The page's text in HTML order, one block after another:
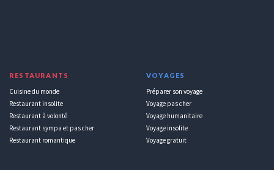
RESTAURANTS
Cuisine du monde
Restaurant insolite
Restaurant à volonté
Restaurant sympa et pas cher
Restaurant romantique
VOYAGES
Préparer son voyage
Voyage pas cher
Voyage humanitaire
Voyage insolite
Voyage gratuit